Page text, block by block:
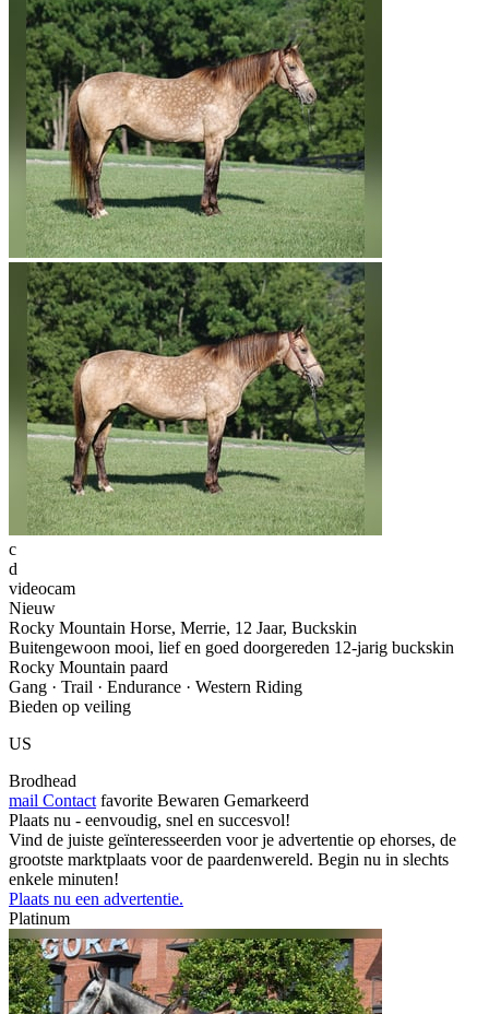
c
d
videocam
Nieuw
Rocky Mountain Horse, Merrie, 12 Jaar, Buckskin
Buitengewoon mooi, lief en goed doorgereden 12-jarig buckskin
Rocky Mountain paard
Gang · Trail · Endurance · Western Riding
Bieden op veiling
US
Brodhead
mail Contact favorite Bewaren Gemarkeerd
Plaats nu - eenvoudig, snel en succesvol!
Vind de juiste geïnteresseerden voor je advertentie op ehorses, de
grootste marktplaats voor de paardenwereld. Begin nu in slechts
enkele minuten!
Plaats nu een advertentie.
Platinum